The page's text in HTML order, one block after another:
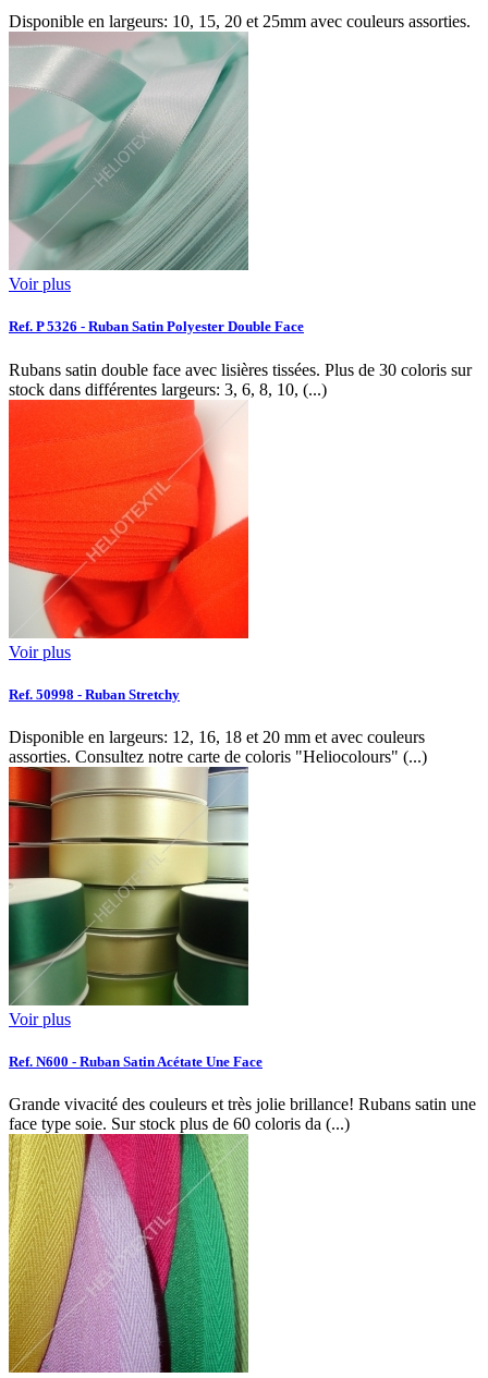
Disponible en largeurs: 10, 15, 20 et 25mm avec couleurs assorties.
Voir plus
Ref. P 5326 - Ruban Satin Polyester Double Face
Rubans satin double face avec lisières tissées. Plus de 30 coloris sur
stock dans différentes largeurs: 3, 6, 8, 10, (...)
Voir plus
Ref. 50998 - Ruban Stretchy
Disponible en largeurs: 12, 16, 18 et 20 mm et avec couleurs
assorties. Consultez notre carte de coloris "Heliocolours" (...)
Voir plus
Ref. N600 - Ruban Satin Acétate Une Face
Grande vivacité des couleurs et très jolie brillance! Rubans satin une
face type soie. Sur stock plus de 60 coloris da (...)